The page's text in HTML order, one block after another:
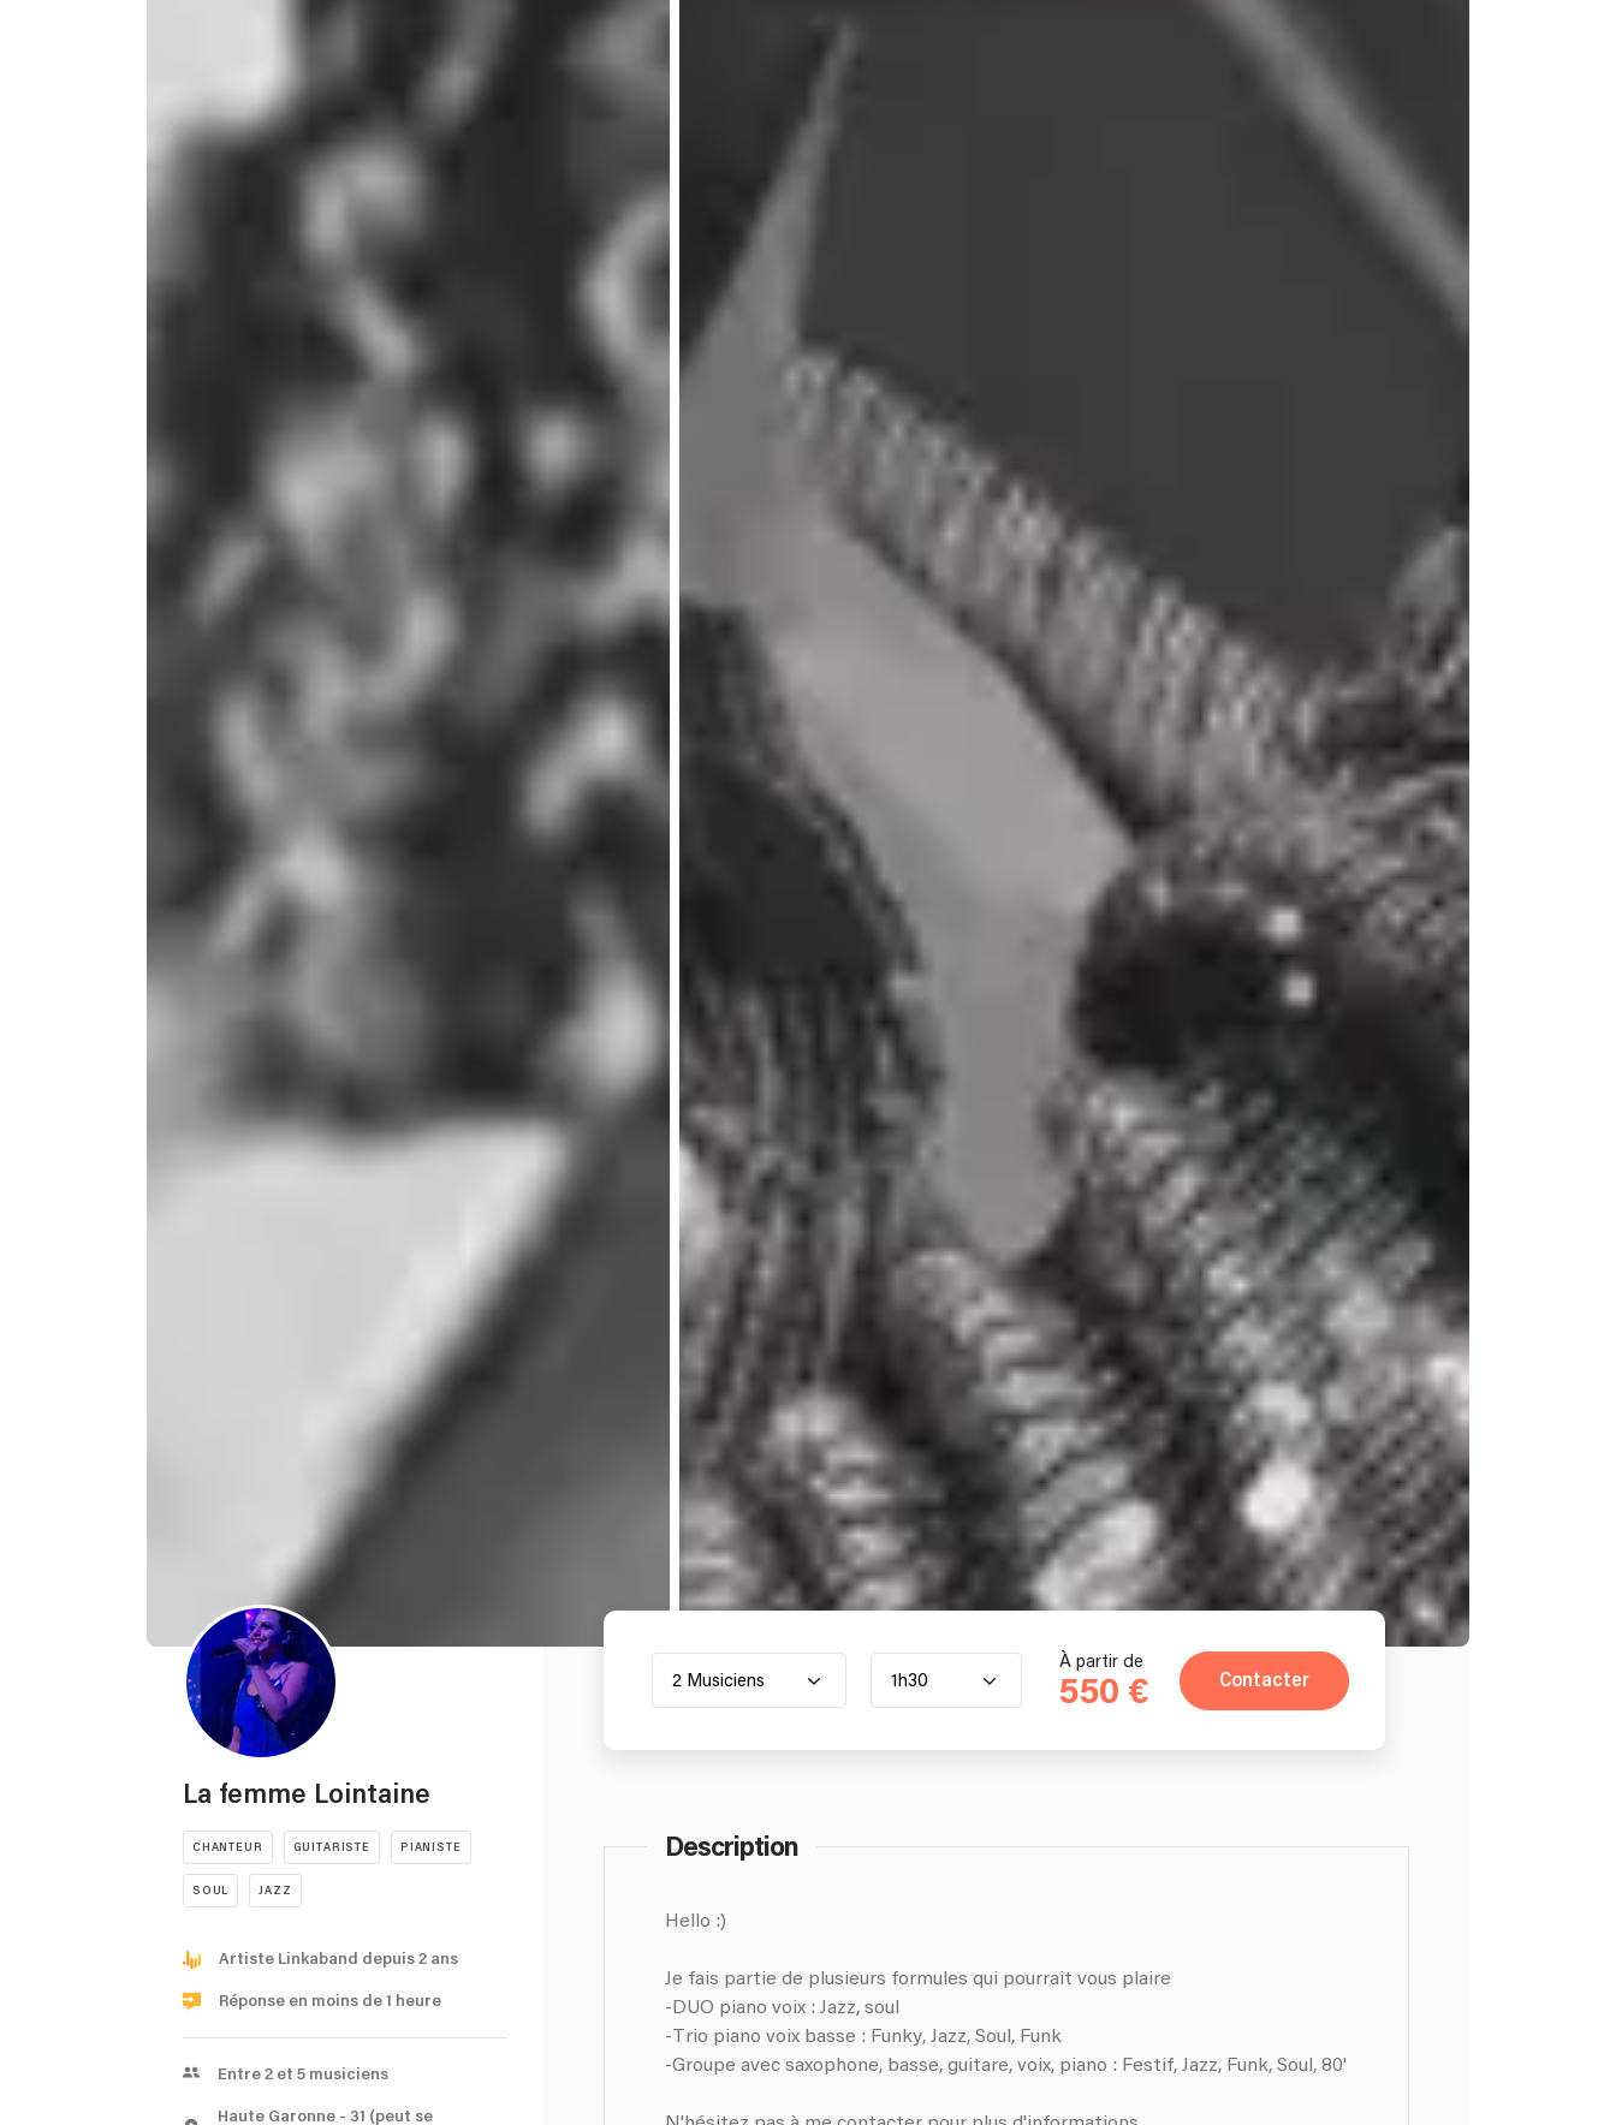
La femme Lointaine
CHANTEUR GUITARISTE PIANISTE
SOUL JAZZ
Artiste Linkaband depuis 2 ans
Réponse en moins de 1 heure
Entre 2 et 5 musiciens
Haute Garonne - 31 (peut se
2 Musiciens 1h30
À partir de
550 € Contacter
Description
Hello :)
Je fais partie de plusieurs formules qui pourrait vous plaire
-DUO piano voix : Jazz, soul
-Trio piano voix basse : Funky, Jazz, Soul, Funk
-Groupe avec saxophone, basse, guitare, voix, piano : Festif, Jazz, Funk, Soul, 80'